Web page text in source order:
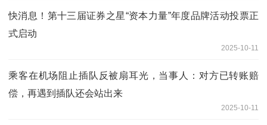
快消息！第十三届证券之星“资本力量”年度品牌活动投票正
式启动
2025-10-11
乘客在机场阻止插队反被扇耳光，当事人：对方已转账赔
偿，再遇到插队还会站出来
2025-10-11